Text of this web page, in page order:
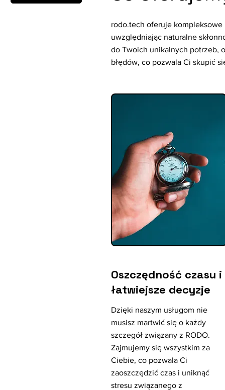
rodo.tech oferuje kompleksowe
uwzględniając naturalne
do Twoich unikalnych potrzeb,
błędów, co pozwala Ci skupić
Oszczędność czasu i
łatwiejsze decyzje
Dzięki naszym usługom nie
musisz martwić się o każdy
szczegół związany z RODO.
Zajmujemy się wszystkim za
Ciebie, co pozwala Ci
zaoszczędzić czas i uniknąć
stresu związanego z